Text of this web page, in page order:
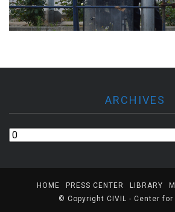
ARCHIVES
Archives
HOME PRESS CENTER LIBRARY
© Copyright CIVIL - Center for